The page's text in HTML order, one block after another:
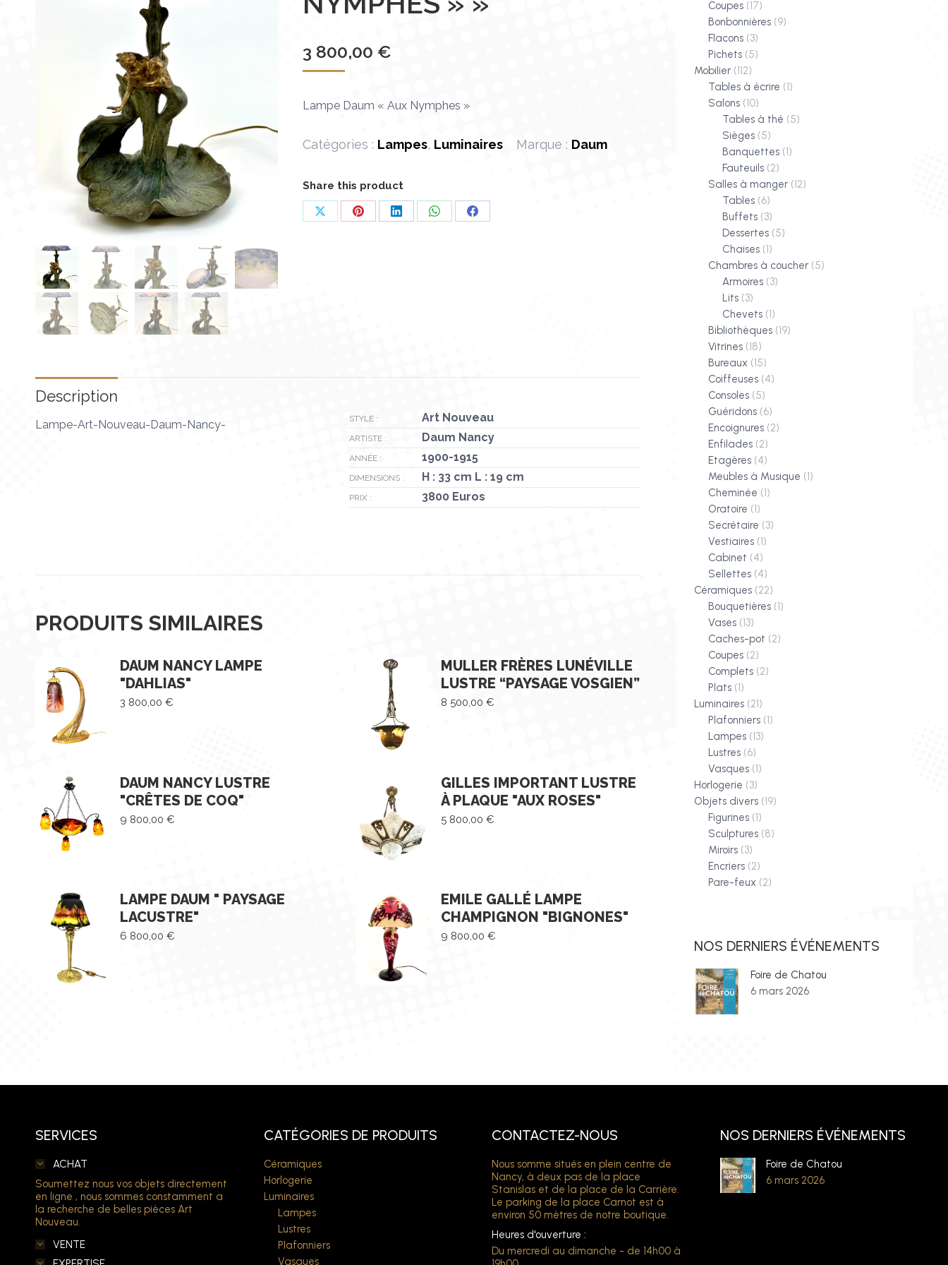
3 800,00 €
Lampe Daum « Aux Nymphes »
Catégories : Lampes, Luminaires Marque : Daum
Share this product
PartagerPartagerPartagerPartagerPartager
Description
Lampe-Art-Nouveau-Daum-Nancy- STYLE : Art Nouveau
ARTISTE : Daum Nancy
ANNÉE : 1900-1915
DIMENSIONS : H : 33 cm L : 19 cm
PRIX : 3800 Euros
PRODUITS SIMILAIRES
DAUM NANCY LAMPE
"DAHLIAS"
3 800,00 €
MULLER FRÈRES LUNÉVILLE
LUSTRE “PAYSAGE VOSGIEN”
8 500,00 €
DAUM NANCY LUSTRE
"CRÊTES DE COQ"
9 800,00 €
GILLES IMPORTANT LUSTRE
À PLAQUE "AUX ROSES"
5 800,00 €
LAMPE DAUM " PAYSAGE
LACUSTRE"
6 800,00 €
EMILE GALLÉ LAMPE
CHAMPIGNON "BIGNONES"
9 800,00 €
Coupes (17)
Bonbonnières (9)
Flacons (3)
Pichets (5)
Mobilier (112)
Tables à écrire (1)
Salons (10)
Tables à thé (5)
Sièges (5)
Banquettes (1)
Fauteuils (2)
Salles à manger (12)
Tables (6)
Buffets (3)
Dessertes (5)
Chaises (1)
Chambres à coucher (5)
Armoires (3)
Lits (3)
Chevets (1)
Bibliothèques (19)
Vitrines (18)
Bureaux (15)
Coiffeuses (4)
Consoles (5)
Guéridons (6)
Encoignures (2)
Enfilades (2)
Etagères (4)
Meubles à Musique (1)
Cheminée (1)
Oratoire (1)
Secrétaire (3)
Vestiaires (1)
Cabinet (4)
Sellettes (4)
Céramiques (22)
Bouquetières (1)
Vases (13)
Caches-pot (2)
Coupes (2)
Complets (2)
Plats (1)
Luminaires (21)
Plafonniers (1)
Lampes (13)
Lustres (6)
Vasques (1)
Horlogerie (3)
Objets divers (19)
Figurines (1)
Sculptures (8)
Miroirs (3)
Encriers (2)
Pare-feux (2)
NOS DERNIERS ÉVÉNEMENTS
Foire de Chatou
6 mars 2026
SERVICES
ACHAT
Soumettez nous vos objets directement
en ligne , nous sommes constamment a
la recherche de belles pièces Art
Nouveau.
VENTE
CATÉGORIES DE PRODUITS
Céramiques
Horlogerie
Luminaires
Lampes
Lustres
Plafonniers
Vasques
CONTACTEZ-NOUS
Nous somme situés en plein centre de
Nancy, à deux pas de la place
Stanislas et de la place de la Carrière.
Le parking de la place Carnot est à
environ 50 mètres de notre boutique.
Heures d'ouverture :
Du mercredi au dimanche - de 14h00 à
NOS DERNIERS ÉVÉNEMENTS
Foire de Chatou
6 mars 2026